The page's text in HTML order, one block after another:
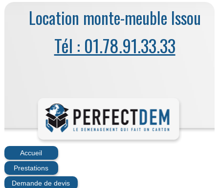
Location monte-meuble Issou
Tél : 01.78.91.33.33
Accueil
Prestations
Demande de devis